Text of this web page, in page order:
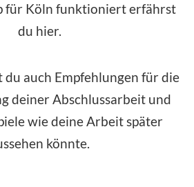
für Köln funktioniert erfährst
du hier.
auch Empfehlungen für die
deiner Abschlussarbeit und
wie deine Arbeit später
könnte.